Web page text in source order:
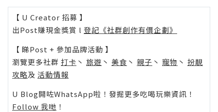
【 U Creator 招募 】
出Post賺現金獎賞 l 登記《社群創作有價企劃》
【 睇Post + 參加品牌活動 】
瀏覽更多社群 打卡 丶 旅遊 丶 美食 丶 親子 丶 寵物 丶 扮靚
攻略及 活動情報
U Blog開咗WhatsApp啦！發掘更多吃喝玩樂資訊！
Follow 我哋 ！